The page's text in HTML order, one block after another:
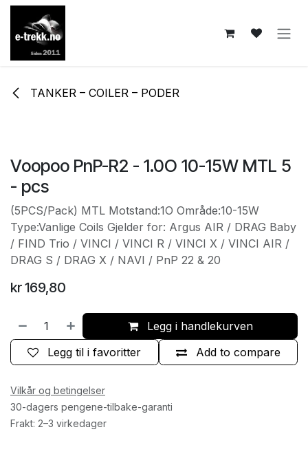
Skip to Content
TANKER – COILER – PODER
Voopoo PnP-R2 - 1.0O 10-15W MTL 5
- pcs
(5PCS/Pack) MTL Motstand:1O Område:10-15W
Type:Vanlige Coils Gjelder for: Argus AIR / DRAG Baby
/ FIND Trio / VINCI / VINCI R / VINCI X / VINCI AIR /
DRAG S / DRAG X / NAVI / PnP 22 & 20
kr169,80
Legg i handlekurven
Add to compare
Legg til i favoritter
Vilkår og betingelser
30-dagers pengene-tilbake-garanti
Frakt: 2–3 virkedager